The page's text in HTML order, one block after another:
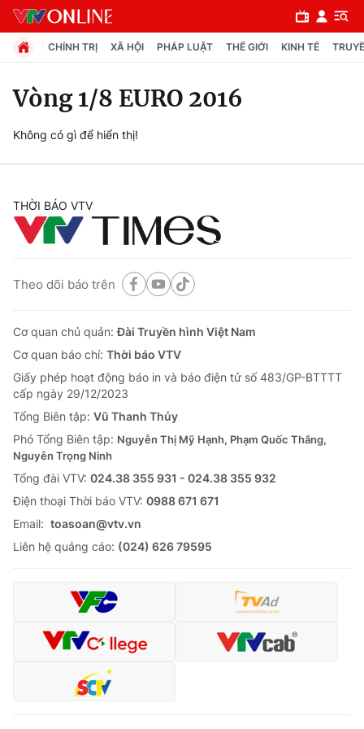
Chuyên mục
Chính trị
Xã hội
Thế giới
Tin tức
Thế giới đó đây
Câu chuyện quốc tế
Kinh tế
Tài chính
Thị trường
Góc doanh nghiệp
Dữ liệu và đời sống
Truyền hình
Phim VTV
Giải trí
Đời sống
Làm đẹp
Chất lượng cuộc sống
Giáo dục
Học trực tuyến
Công nghệ
CHÍNH TRỊ XÃ HỘI PHÁP LUẬT THẾ GIỚI KINH TẾ
Vòng 1/8 EURO 2016
Không có gì để hiển thị!
THỜI BÁO VTV
Theo dõi báo trên
Cơ quan chủ quản:Đài Truyền hình Việt Nam
Cơ quan báo chí: Thời báo VTV
Giấy phép hoạt động báo in và báo điện tử số 483/GP-BTTTT
cấp ngày 29/12/2023
Tổng Biên tập: Vũ Thanh Thủy
Phó Tổng Biên tập: Nguyễn Thị Mỹ Hạnh, Phạm Quốc Thắng,
Nguyễn Trọng Ninh
Tổng đài VTV: 024.38 355 931 - 024.38 355 932
Ðiện thoại Thời báo VTV: 0988 671 671
Email: toasoan@vtv.vn
Liên hệ quảng cáo: (024) 626 79595